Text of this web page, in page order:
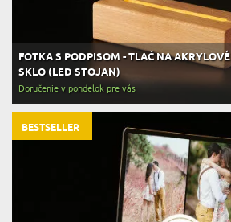
FOTKA S PODPISOM - TLAČ NA AKRYLOVÉ
SKLO (LED STOJAN)
Doručenie v pondelok pre vás
BESTSELLER